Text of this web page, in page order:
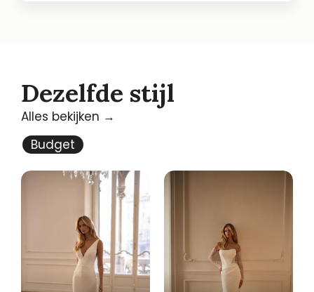
Dezelfde stijl
Alles bekijken →
Budget